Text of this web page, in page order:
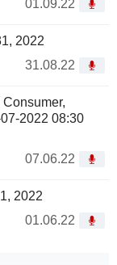
01.09.22
2022
31.08.22
2022 08:30
07.06.22
2022
01.06.22